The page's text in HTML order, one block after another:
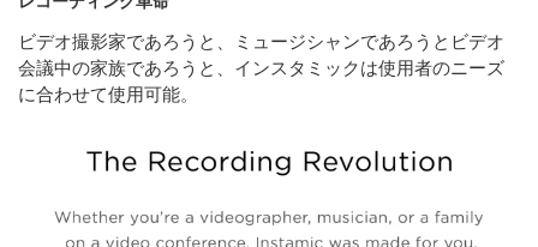
ビデオ撮影家であろうと、ミュージシャンであろうとビデオ
会議中の家族であろうと、インスタミックは使用者のニーズ
に合わせて使用可能。